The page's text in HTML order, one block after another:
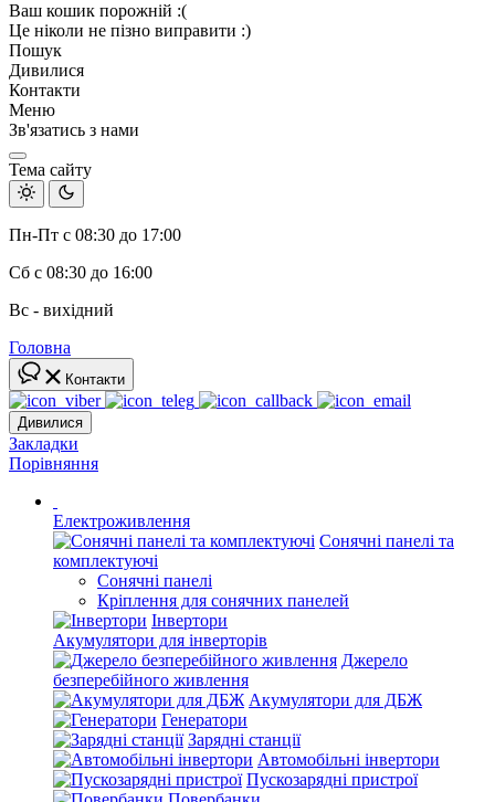
Ваш кошик порожній :(
Це ніколи не пізно виправити :)
Пошук
Дивилися
Контакти
Меню
Зв'язатись з нами
Тема сайту
Пн-Пт с 08:30 до 17:00
Сб с 08:30 до 16:00
Вс - вихідний
Головна
Контакти
Дивилися
Закладки
Порівняння
Електроживлення
Сонячні панелі та
комплектуючі
Сонячні панелі
Кріплення для сонячних панелей
Інвертори
Акумулятори для інверторів
Джерело
безперебійного живлення
Акумулятори для ДБЖ
Генератори
Зарядні станції
Автомобільні інвертори
Пускозарядні пристрої